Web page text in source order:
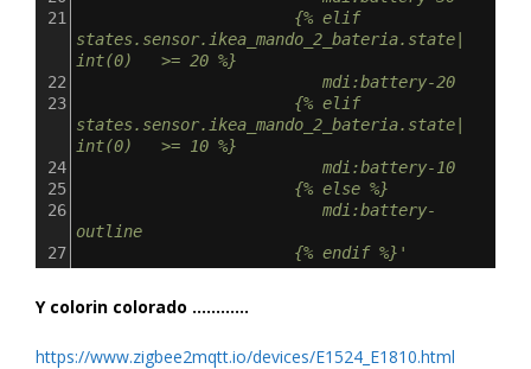
21
{% elif
states.sensor.ikea_mando_2_bateria.state|
int(0)   >= 20 %}
22
mdi:battery-20
23
{% elif
states.sensor.ikea_mando_2_bateria.state|
int(0)   >= 10 %}
24
mdi:battery-10
25
{% else %}
26
mdi:battery-
outline
27
{% endif %}'
Y colorin colorado …………
https://www.zigbee2mqtt.io/devices/E1524_E1810.html